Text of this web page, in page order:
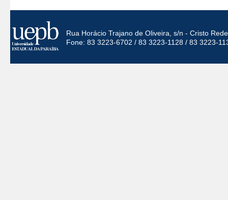
Rua Horácio Trajano de Oliveira, s/n - Cristo
Fone: 83 3223-6702 / 83 3223-1128 / 83 3223-